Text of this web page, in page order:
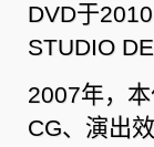
DVD于
STUDIO
2007年，
CG、演出